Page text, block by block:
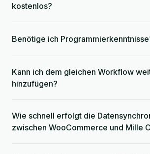
kostenlos?
Benötige ich
Kann ich dem gleichen Workflow
hinzufügen?
Wie schnell erfolgt die
zwischen WooCommerce und Mille